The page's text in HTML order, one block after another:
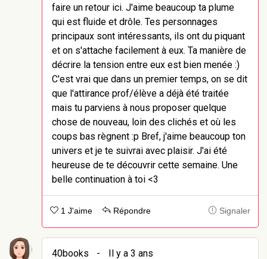
faire un retour ici. J'aime beaucoup ta plume
qui est fluide et drôle. Tes personnages
principaux sont intéressants, ils ont du piquant
et on s'attache facilement à eux. Ta manière de
décrire la tension entre eux est bien menée :)
C'est vrai que dans un premier temps, on se dit
que l'attirance prof/élève a déjà été traitée
mais tu parviens à nous proposer quelque
chose de nouveau, loin des clichés et où les
coups bas règnent :p Bref, j'aime beaucoup ton
univers et je te suivrai avec plaisir. J'ai été
heureuse de te découvrir cette semaine. Une
belle continuation à toi <3
1 J'aime Répondre Signaler
40books -
Il y a 3 ans